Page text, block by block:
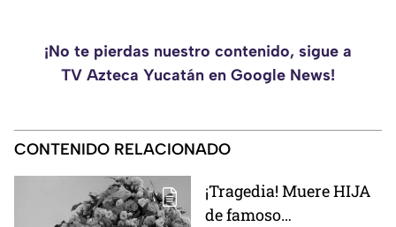
¡No te pierdas nuestro contenido, sigue a
TV Azteca Yucatán en Google News!
CONTENIDO RELACIONADO
¡Tragedia! Muere HIJA
de famoso